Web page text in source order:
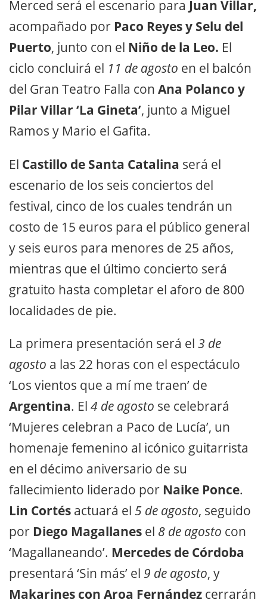
Merced será el escenario para Juan Villar,
acompañado por Paco Reyes y Selu del
Puerto, junto con el Niño de la Leo. El
ciclo concluirá el 11 de agosto en el balcón
del Gran Teatro Falla con Ana Polanco y
Pilar Villar ‘La Gineta’, junto a Miguel
Ramos y Mario el Gafita.
El Castillo de Santa Catalina será el
escenario de los seis conciertos del
festival, cinco de los cuales tendrán un
costo de 15 euros para el público general
y seis euros para menores de 25 años,
mientras que el último concierto será
gratuito hasta completar el aforo de 800
localidades de pie.
La primera presentación será el 3 de
agosto a las 22 horas con el espectáculo
‘Los vientos que a mí me traen’ de
Argentina. El 4 de agosto se celebrará
‘Mujeres celebran a Paco de Lucía’, un
homenaje femenino al icónico guitarrista
en el décimo aniversario de su
fallecimiento liderado por Naike Ponce.
Lin Cortés actuará el 5 de agosto, seguido
por Diego Magallanes el 8 de agosto con
‘Magallaneando’. Mercedes de Córdoba
presentará ‘Sin más’ el 9 de agosto, y
Makarines con Aroa Fernández cerrarán